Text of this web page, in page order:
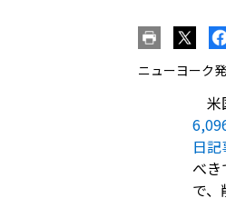
ニューヨーク発
米
日
べ
で、